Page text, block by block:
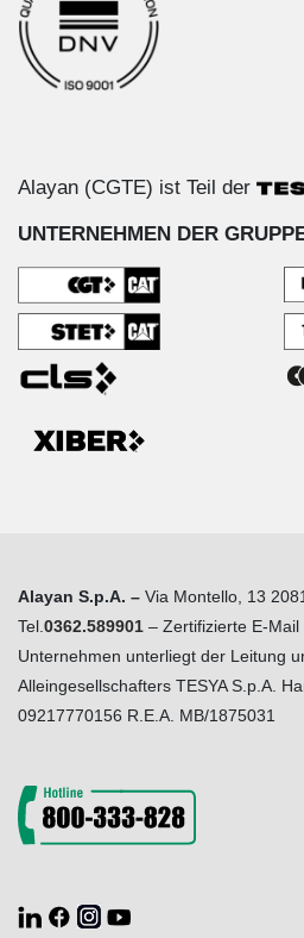
Alayan (CGTE) ist Teil der
UNTERNEHMEN DER
Alayan S.p.A. – Via Montello, 13
Tel. 0362.589901 – Zertifizierte E-Mail
Unternehmen unterliegt der Leitung
Alleingesellschafters TESYA S.p.A.
09217770156 R.E.A. MB/1875031